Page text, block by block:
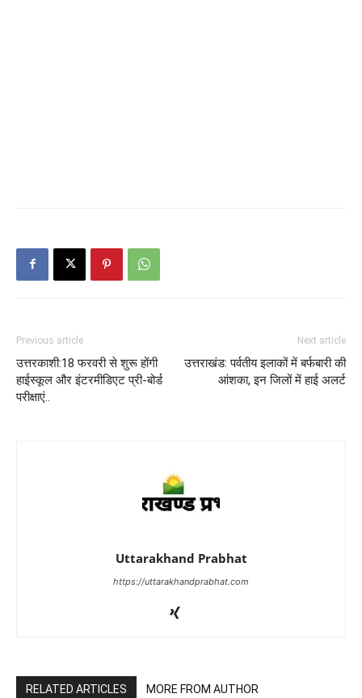
Previous article
उत्तरकाशी:18 फरवरी से शुरू होंगी
हाईस्कूल और इंटरमीडिएट प्री-बोर्ड
परीक्षाएं..
Next article
उत्तराखंड: पर्वतीय इलाकों में बर्फबारी की
आंशका, इन जिलों में हाई अलर्ट
Uttarakhand Prabhat
https://uttarakhandprabhat.com
RELATED ARTICLES MORE FROM AUTHOR